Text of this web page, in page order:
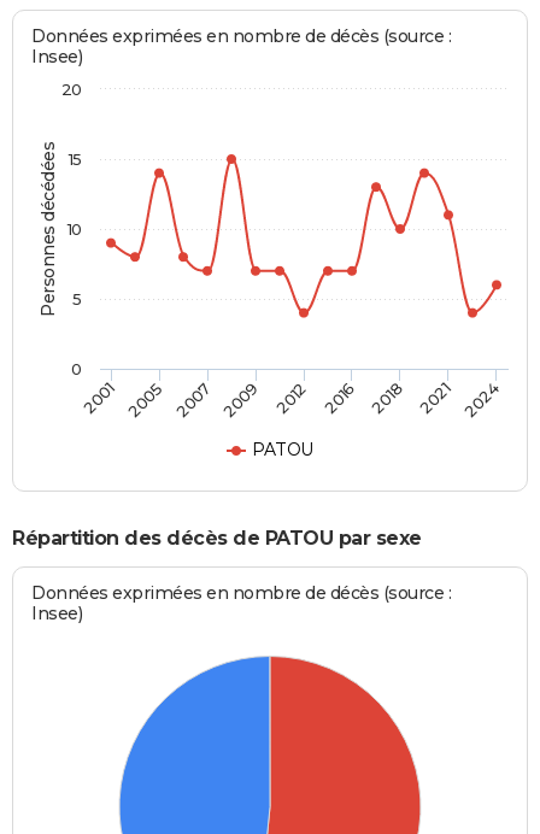
Personnes décédées
Données exprimées en nombre de décès (source :
Insee)
PATOU
2001 2005 2007 2009 2012 2016 2018 2021 2024
5
10
15
0
20
Répartition des décès de PATOU par sexe
Données exprimées en nombre de décès (source :
Insee)